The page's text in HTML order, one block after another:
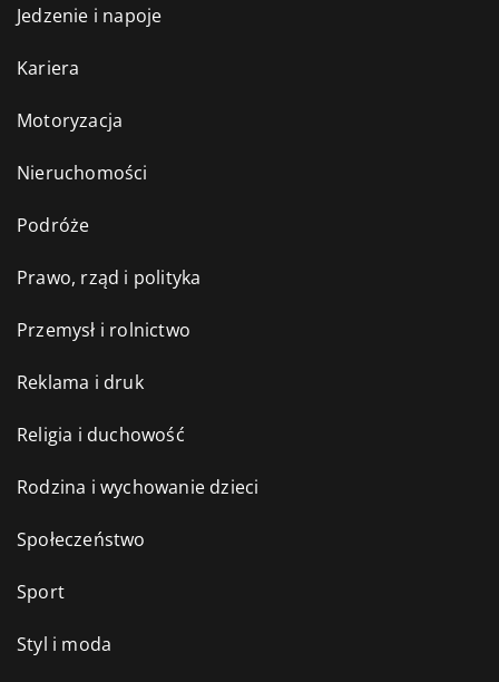
Jedzenie i napoje
Kariera
Motoryzacja
Nieruchomości
Podróże
Prawo, rząd i polityka
Przemysł i rolnictwo
Reklama i druk
Religia i duchowość
Rodzina i wychowanie dzieci
Społeczeństwo
Sport
Styl i moda